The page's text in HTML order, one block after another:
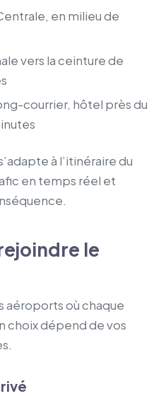
en milieu de
vers la ceinture de
courrier, hôtel près du
à l’itinéraire du
en temps réel et
le
aéroports où chaque
choix dépend de vos